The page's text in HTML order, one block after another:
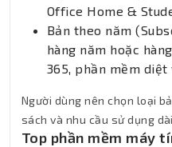
Office Home &
Bản theo năm
hàng năm hoặc
365, phần mềm diệt
Người dùng nên chọn loại
sách và nhu cầu sử dụng
Top phần mềm máy